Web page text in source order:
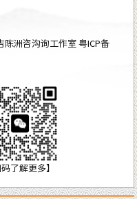
陈洲咨沟询工作室粤ICP备
码了解更多】